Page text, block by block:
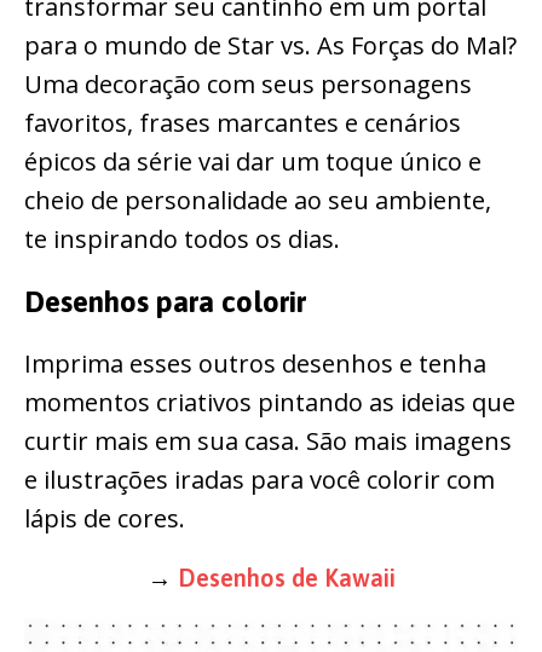
para o mundo de Star vs. As Forças do Mal?
Uma decoração com seus personagens
favoritos, frases marcantes e cenários
épicos da série vai dar um toque único e
cheio de personalidade ao seu ambiente,
te inspirando todos os dias.
Desenhos para colorir
Imprima esses outros desenhos e tenha
momentos criativos pintando as ideias que
curtir mais em sua casa. São mais imagens
e ilustrações iradas para você colorir com
lápis de cores.
→ Desenhos de Kawaii